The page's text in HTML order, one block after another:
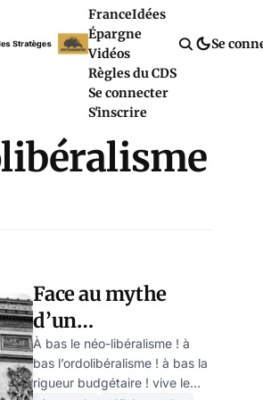
FranceIdées
Épargne
Vidéos
Règles du CDS
Se connecter
S'inscrire
Se
Face au mythe
d’un
souverainisme
sans
À bas le néo-libéralisme ! à
bas l’ordolibéralisme ! à bas la
rigueur budgétaire ! vive le